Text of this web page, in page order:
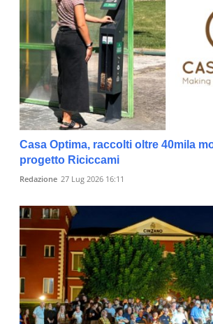
Casa Optima, raccolti oltre 40mila
progetto Riciccami
Redazione 27 Lug 2026 16:11